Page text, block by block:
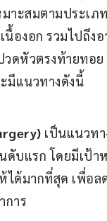
าะสมตามประเภ
องอก รวมไปถึง
วดหัวตรงท้ายทอ
มีแนวทางดังนี้
เป็นแนวท
ดับแรก โดยมีเป้
ได้มากที่สุด เพื่อ
การ